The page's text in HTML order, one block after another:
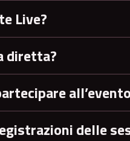
Live?
diretta?
delle